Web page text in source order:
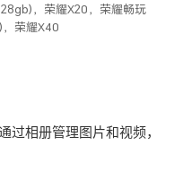
，荣耀X20，荣耀畅玩
荣耀X40
过相册管理图片和视频，